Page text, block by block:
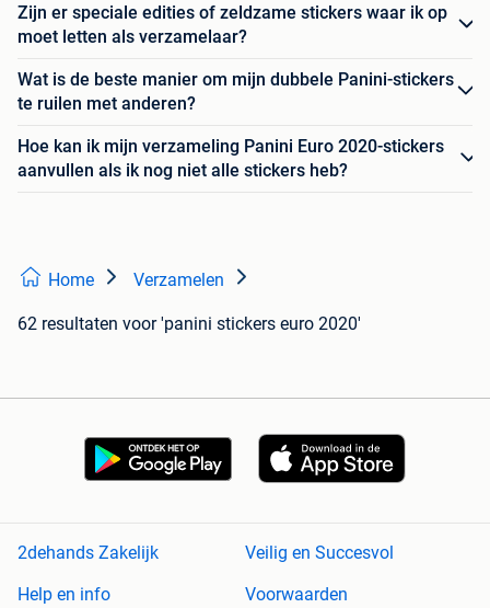
Zijn er speciale edities of zeldzame stickers waar ik op
moet letten als verzamelaar?
Wat is de beste manier om mijn dubbele Panini-stickers
te ruilen met anderen?
Hoe kan ik mijn verzameling Panini Euro 2020-stickers
aanvullen als ik nog niet alle stickers heb?
Home Verzamelen
62 resultaten voor 'panini stickers euro 2020'
2dehands Zakelijk
Veilig en Succesvol
Help en info
Voorwaarden